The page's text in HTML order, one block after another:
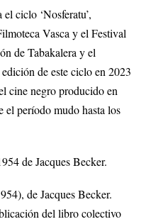
ciclo ‘Nosferatu’,
Vasca y el Festival
de Tabakalera y el
de este ciclo en 2023
cine negro producido en
el período mudo hasta los
de Jacques Becker.
del libro colectivo